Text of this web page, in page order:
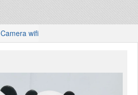
Camera wifi